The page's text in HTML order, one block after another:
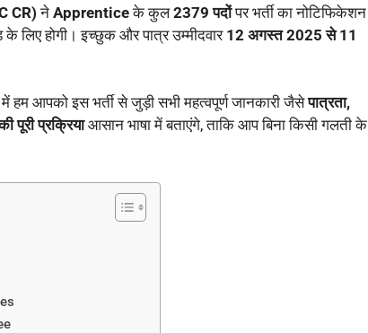
CR) ने Apprenticeके कुल2379 पदोंपर भर्ती का नोटिफिकेशन
होगी। इच्छुक और पात्र उम्मीदवार 12 अगस्त 2025 से 11
हम आपको इस भर्ती से जुड़ी सभी महत्वपूर्ण जानकारी जैसेपात्रता,
प्रक्रियाआसान भाषा में बताएंगे, ताकि आप बिना किसी गलती के